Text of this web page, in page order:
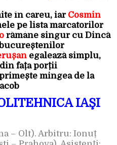
în careu, iar Cosmin
pe lista marcatorilor
rămâne singur cu Dincă
egalează simplu,
fața porții
mingea de la
IAŞI
– Olt). Arbitru: Ionuț